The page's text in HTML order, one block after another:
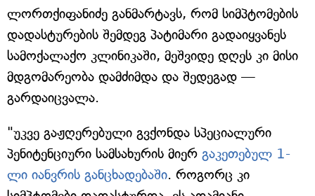
ლორთქიფანიძე განმარტავს, რომ სიმპტომების
დადასტურების შემდეგ პატიმარი გადაიყვანეს
სამოქალაქო კლინიკაში, მეშვიდე დღეს კი მისი
მდგომარეობა დამძიმდა და შედეგად —
გარდაიცვალა.
"უკვე გაჟღერებული გვქონდა სპეციალური
პენიტენციური სამსახურის მიერ გაკეთებულ 1-
ლი იანვრის განცხადებაში. როგორც კი